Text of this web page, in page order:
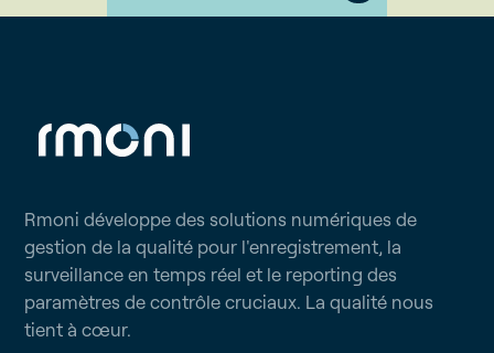
Rmoni développe des solutions numériques de
gestion de la qualité pour l'enregistrement, la
surveillance en temps réel et le reporting des
paramètres de contrôle cruciaux. La qualité nous
tient à cœur.